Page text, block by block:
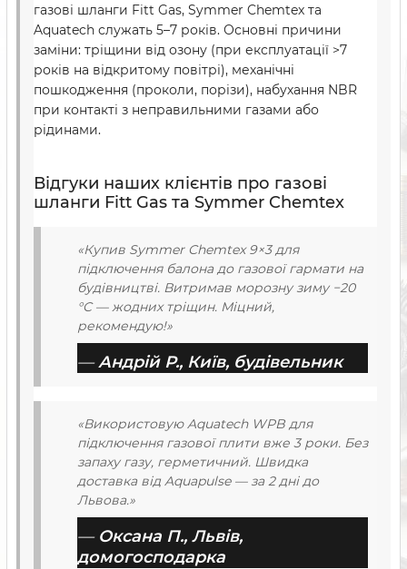
газові шланги Fitt Gas, Symmer Chemtex та
Aquatech служать 5–7 років. Основні причини
заміни: тріщини від озону (при експлуатації >7
років на відкритому повітрі), механічні
пошкодження (проколи, порізи), набухання NBR
при контакті з неправильними газами або
рідинами.
Відгуки наших клієнтів про газові
шланги Fitt Gas та Symmer Chemtex
«Купив Symmer Chemtex 9×3 для
підключення балона до газової гармати на
будівництві. Витримав морозну зиму −20
°C — жодних тріщин. Міцний,
рекомендую!»
—Андрій Р., Київ, будівельник
«Використовую Aquatech WPB для
підключення газової плити вже 3 роки. Без
запаху газу, герметичний. Швидка
доставка від Aquapulse — за 2 дні до
Львова.»
— Оксана П., Львів,
домогосподарка